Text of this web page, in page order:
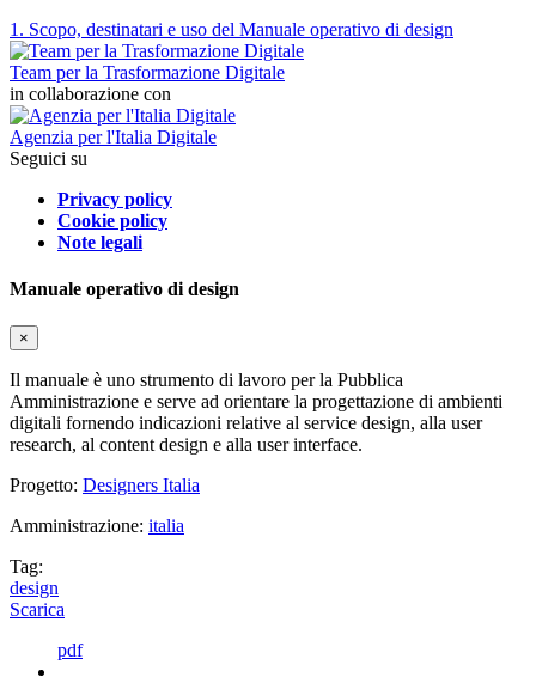
1. Scopo, destinatari e uso del Manuale operativo di design
Team per la Trasformazione Digitale
in collaborazione con
Agenzia per l'Italia Digitale
Seguici su
Privacy policy
Cookie policy
Note legali
Manuale operativo di design
×
Il manuale è uno strumento di lavoro per la Pubblica
Amministrazione e serve ad orientare la progettazione di ambienti
digitali fornendo indicazioni relative al service design, alla user
research, al content design e alla user interface.
Progetto: Designers Italia
Amministrazione: italia
Tag:
design
Scarica
pdf